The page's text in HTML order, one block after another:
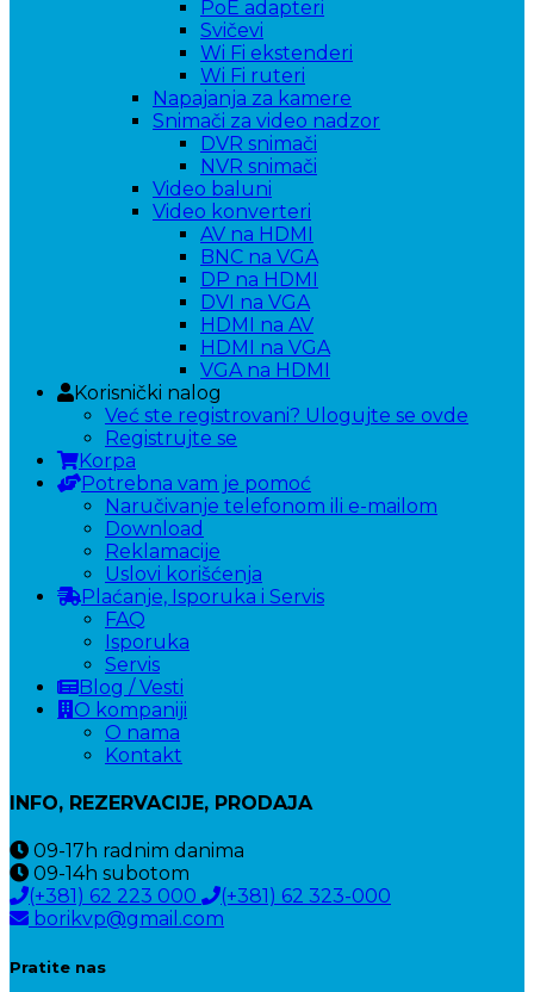
PoE adapteri
Svičevi
Wi Fi ekstenderi
Wi Fi ruteri
Napajanja za kamere
Snimači za video nadzor
DVR snimači
NVR snimači
Video baluni
Video konverteri
AV na HDMI
BNC na VGA
DP na HDMI
DVI na VGA
HDMI na AV
HDMI na VGA
VGA na HDMI
Korisnički nalog
Već ste registrovani? Ulogujte se ovde
Registrujte se
Korpa
Potrebna vam je pomoć
Naručivanje telefonom ili e-mailom
Download
Reklamacije
Uslovi korišćenja
Plaćanje, Isporuka i Servis
FAQ
Isporuka
Servis
Blog / Vesti
O kompaniji
O nama
Kontakt
INFO, REZERVACIJE, PRODAJA
09-17h radnim danima
09-14h subotom
(+381) 62 223 000
(+381) 62 323-000
borikvp@gmail.com
Pratite nas